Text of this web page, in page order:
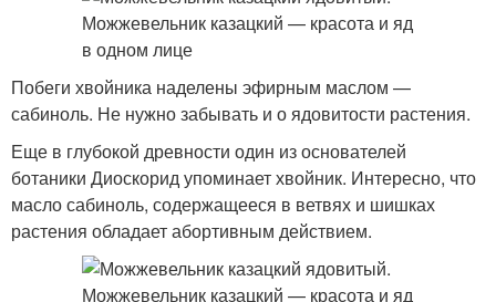
Побеги хвойника наделены эфирным маслом —
сабиноль. Не нужно забывать и о ядовитости растения.
Еще в глубокой древности один из основателей
ботаники Диоскорид упоминает хвойник. Интересно, что
масло сабиноль, содержащееся в ветвях и шишках
растения обладает абортивным действием.